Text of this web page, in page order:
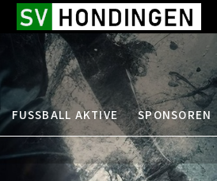
FUSSBALL AKTIVE SPONSOREN